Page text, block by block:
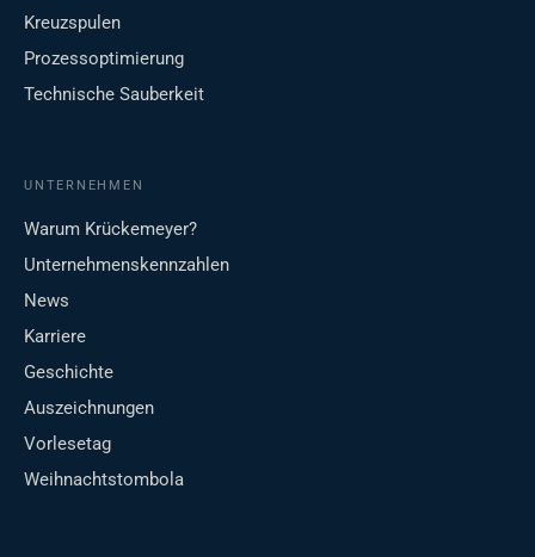
Kreuzspulen
Prozessoptimierung
Technische Sauberkeit
UNTERNEHMEN
Warum Krückemeyer?
Unternehmenskennzahlen
News
Karriere
Geschichte
Auszeichnungen
Vorlesetag
Weihnachtstombola